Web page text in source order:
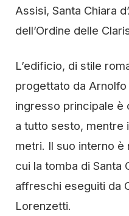
Assisi, Santa Chiara
dell’Ordine delle
L’edificio, di stile
progettato da Arnolfo
ingresso principale è
a tutto sesto, mentre
metri. Il suo interno è
cui la tomba di Santa
affreschi eseguiti da
Lorenzetti.